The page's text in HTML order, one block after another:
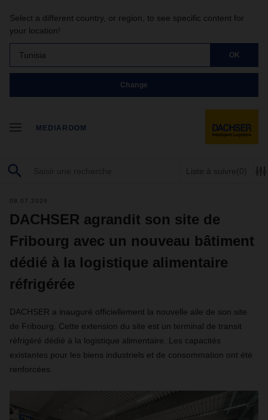
Select a different country, or region, to see specific content for
your location!
Tunisia OK
Change
MEDIAROOM
Liste à suivre(0)
08.07.2026
DACHSER agrandit son site de
Fribourg avec un nouveau bâtiment
dédié à la logistique alimentaire
réfrigérée
DACHSER a inauguré officiellement la nouvelle aile de son site
de Fribourg. Cette extension du site est un terminal de transit
réfrigéré dédié à la logistique alimentaire. Les capacités
existantes pour les biens industriels et de consommation ont été
renforcées.